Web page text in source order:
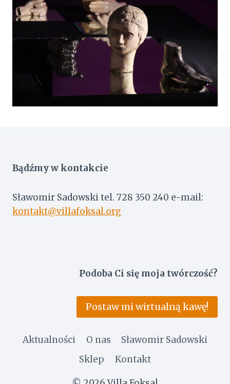
Bądźmy w kontakcie
Sławomir Sadowski tel. 728 350 240 e-mail:
kontakt@villafoksal.org
Podoba Ci się moja twórczość?
Postaw mi wirtualną kawę!
Aktualności O nas
Sławomir Sadowski
Sklep
Kontakt